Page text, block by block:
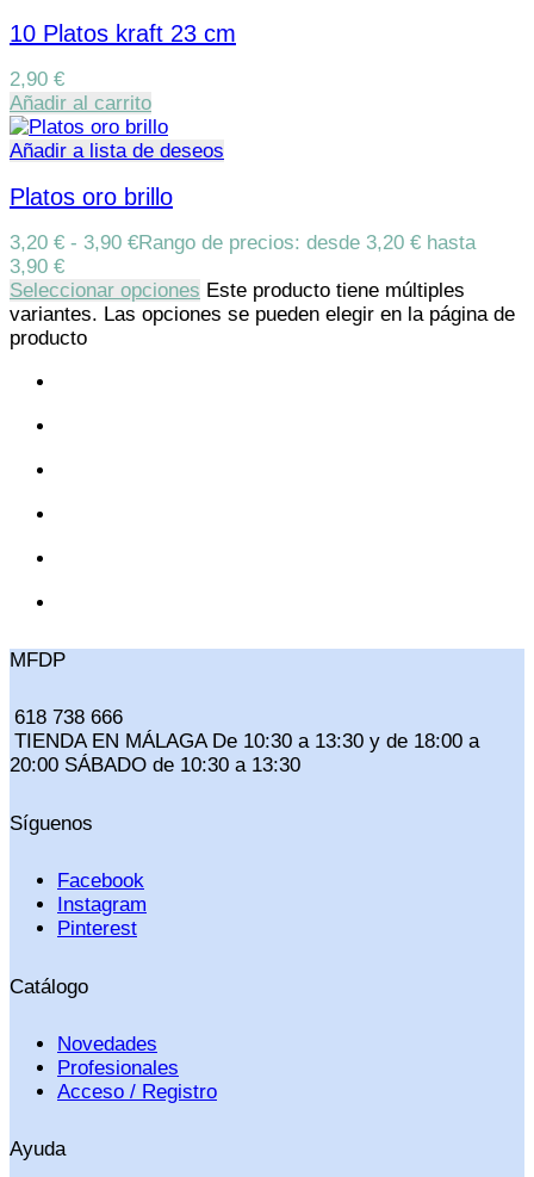
10 Platos kraft 23 cm
2,90 €
Añadir al carrito
Añadir a lista de deseos
Platos oro brillo
3,20 € - 3,90 €Rango de precios: desde 3,20 € hasta
3,90 €
Seleccionar opciones Este producto tiene múltiples
variantes. Las opciones se pueden elegir en la página de
producto
MFDP
618 738 666
TIENDA EN MÁLAGA De 10:30 a 13:30 y de 18:00 a
20:00 SÁBADO de 10:30 a 13:30
Síguenos
Facebook
Instagram
Pinterest
Catálogo
Novedades
Profesionales
Acceso / Registro
Ayuda